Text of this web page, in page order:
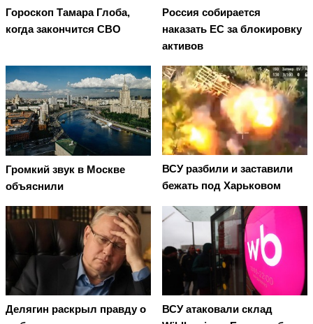
Гороскоп Тамара Глоба,
когда закончится СВО
Россия собирается
наказать EC за блокировку
активов
Громкий звук в Москве
объяснили
ВСУ разбили и заставили
бежать под Харьковом
Делягин раскрыл правду о
ВСУ атаковали склад